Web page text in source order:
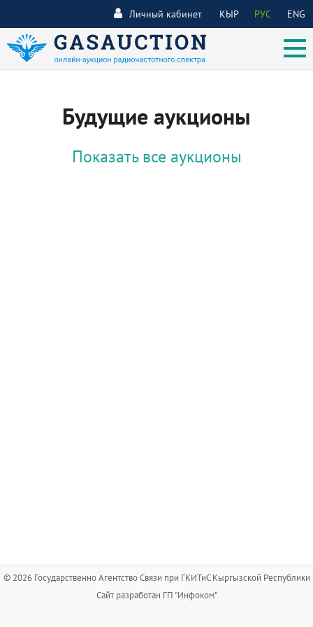
КЫР РУС ENG
Личный кабинет
Будущие аукционы
Показать все аукционы
© 2026 Государственно Агентство Связи при ГКИТиС Кыргызской Республики
Сайт разработан ГП "Инфоком"